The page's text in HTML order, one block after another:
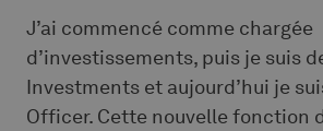
J’ai commencé comme chargée
d’investissements, puis je suis
Investments et aujourd’hui je
Officer. Cette nouvelle fonction